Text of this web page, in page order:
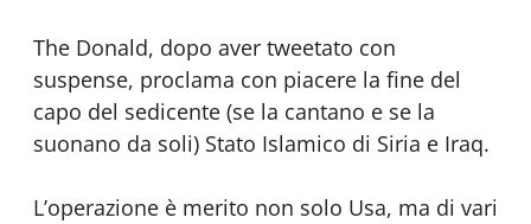
The Donald, dopo aver tweetato con
suspense, proclama con piacere la fine del
capo del sedicente (se la cantano e se la
suonano da soli) Stato Islamico di Siria e Iraq.
L’operazione è merito non solo Usa, ma di vari